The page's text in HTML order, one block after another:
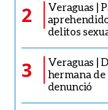
2
Veraguas |
delitos
3
Veraguas |
hermana de
denunció